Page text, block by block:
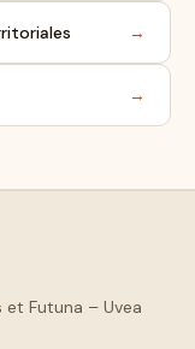
→
→
Futuna – Uvea